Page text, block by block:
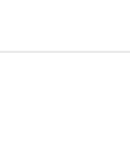
de trois nouveaux